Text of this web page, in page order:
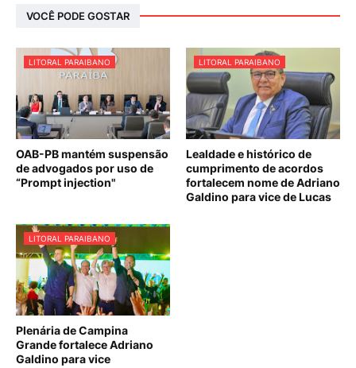
VOCÊ PODE GOSTAR
LITORAL PARAIBANO
OAB-PB mantém suspensão
de advogados por uso de
“Prompt injection"
LITORAL PARAIBANO
Lealdade e histórico de
cumprimento de acordos
fortalecem nome de Adriano
Galdino para vice de Lucas
LITORAL PARAIBANO
Plenária de Campina
Grande fortalece Adriano
Galdino para vice